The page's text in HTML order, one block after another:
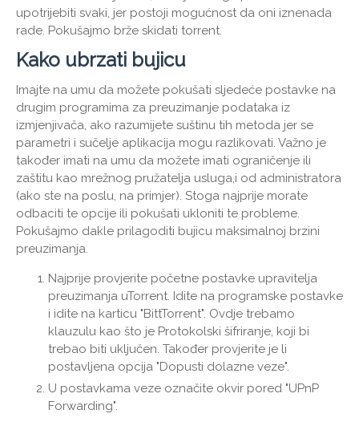
upotrijebiti svaki, jer postoji mogućnost da oni iznenada
rade. Pokušajmo brže skidati torrent.
Kako ubrzati bujicu
Imajte na umu da možete pokušati sljedeće postavke na
drugim programima za preuzimanje podataka iz
izmjenjivača, ako razumijete suštinu tih metoda jer se
parametri i sučelje aplikacija mogu razlikovati. Važno je
također imati na umu da možete imati ograničenje ili
zaštitu kao mrežnog pružatelja usluga,i od administratora
(ako ste na poslu, na primjer). Stoga najprije morate
odbaciti te opcije ili pokušati ukloniti te probleme.
Pokušajmo dakle prilagoditi bujicu maksimalnoj brzini
preuzimanja.
Najprije provjerite početne postavke upravitelja
preuzimanja uTorrent. Idite na programske postavke
i idite na karticu "BittTorrent". Ovdje trebamo
klauzulu kao što je Protokolski šifriranje, koji bi
trebao biti uključen. Također provjerite je li
postavljena opcija "Dopusti dolazne veze".
U postavkama veze označite okvir pored "UPnP
Forwarding".